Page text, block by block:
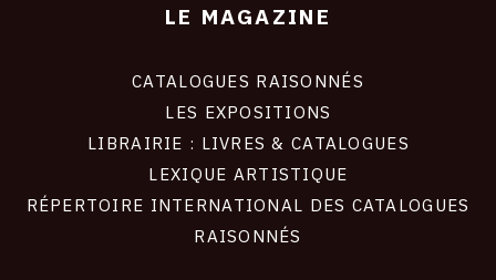
LE MAGAZINE
CATALOGUES RAISONNÉS
LES EXPOSITIONS
LIBRAIRIE : LIVRES & CATALOGUES
LEXIQUE ARTISTIQUE
RÉPERTOIRE INTERNATIONAL DES CATALOGUES
RAISONNÉS